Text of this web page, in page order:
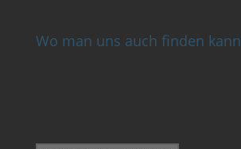
Wo man uns auch finden kann